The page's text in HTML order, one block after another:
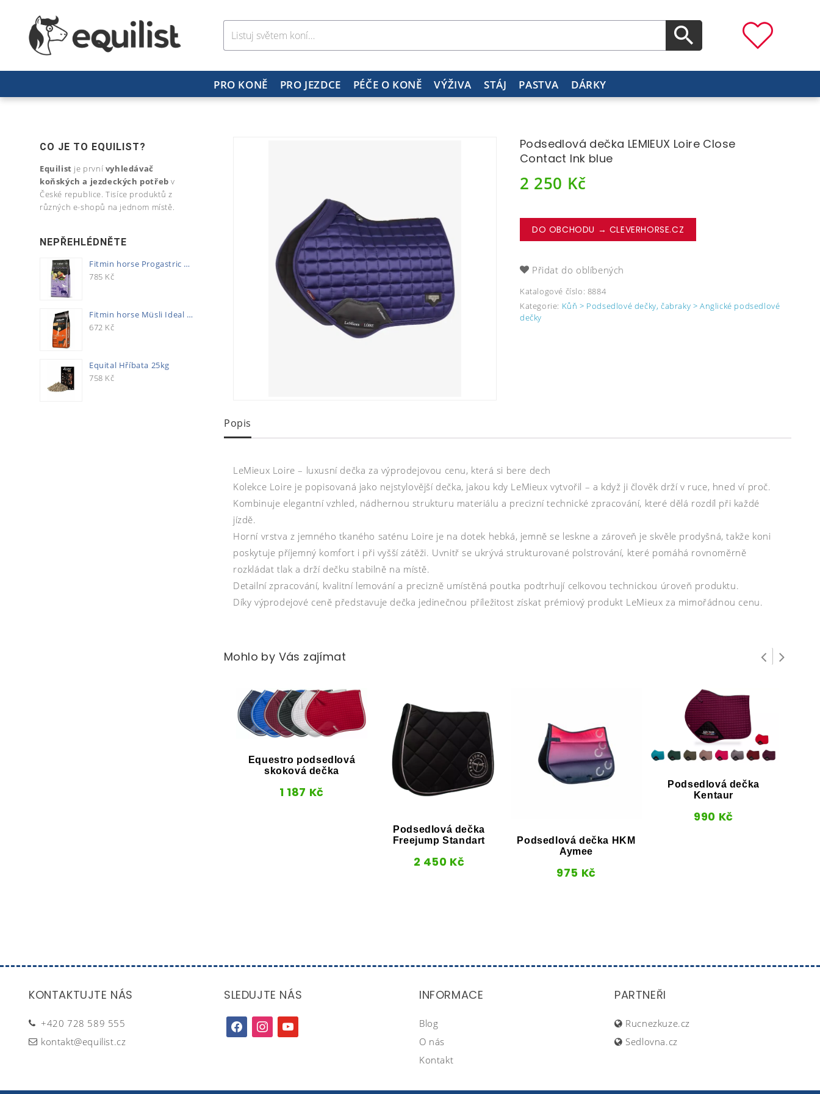
PRO KONĚ PRO JEZDCE PÉČE O KONĚ VÝŽIVA STÁJ PASTVA DÁRKY
Podsedlová dečka LEMIEUX Loire Close
Contact Ink blue
2 250 Kč
DO OBCHODU → CLEVERHORSE.CZ
Přidat do oblíbených
Katalogové číslo: 8884
Kategorie: Kůň > Podsedlové dečky, čabraky > Anglické podsedlové
dečky
Popis
LeMieux Loire – luxusní dečka za výprodejovou cenu, která si bere dech
Kolekce Loire je popisovaná jako nejstylovější dečka, jakou kdy LeMieux vytvořil – a když ji člověk drží v ruce, hned ví proč.
Kombinuje elegantní vzhled, nádhernou strukturu materiálu a precizní technické zpracování, které dělá rozdíl při každé
jízdě.
Horní vrstva z jemného tkaného saténu Loire je na dotek hebká, jemně se leskne a zároveň je skvěle prodyšná, takže koni
poskytuje příjemný komfort i při vyšší zátěži. Uvnitř se ukrývá strukturované polstrování, které pomáhá rovnoměrně
rozkládat tlak a drží dečku stabilně na místě.
Detailní zpracování, kvalitní lemování a precizně umístěná poutka podtrhují celkovou technickou úroveň produktu.
Díky výprodejové ceně představuje dečka jedinečnou příležitost získat prémiový produkt LeMieux za mimořádnou cenu.
Mohlo by Vás zajímat
Equestro podsedlová
skoková dečka
1 187 Kč
Podsedlová dečka
Freejump Standart
2 450 Kč
Podsedlová dečka HKM
Aymee
975 Kč
Podsedlová dečka
Kentaur
990 Kč
CO JE TO EQUILIST?
Equilist je první vyhledávač
koňských a jezdeckých potřeb v
České republice. Tisíce produktů z
různých e-shopů na jednom místě.
NEPŘEHLÉDNĚTE
Fitmin horse Progastric 20kg
785 Kč
Fitmin horse Müsli Ideal 20kg
672 Kč
Equital Hříbata 25kg
758 Kč
KONTAKTUJTE NÁS
+420 728 589 555
kontakt@equilist.cz
SLEDUJTE NÁS
facebookinstagramyoutube
INFORMACE
Blog
O nás
Kontakt
PARTNEŘI
Rucnezkuze.cz
Sedlovna.cz